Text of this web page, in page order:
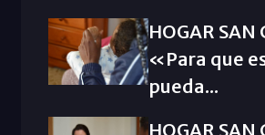
HOGAR SAN
«Para que
pueda...
HOGAR SAN